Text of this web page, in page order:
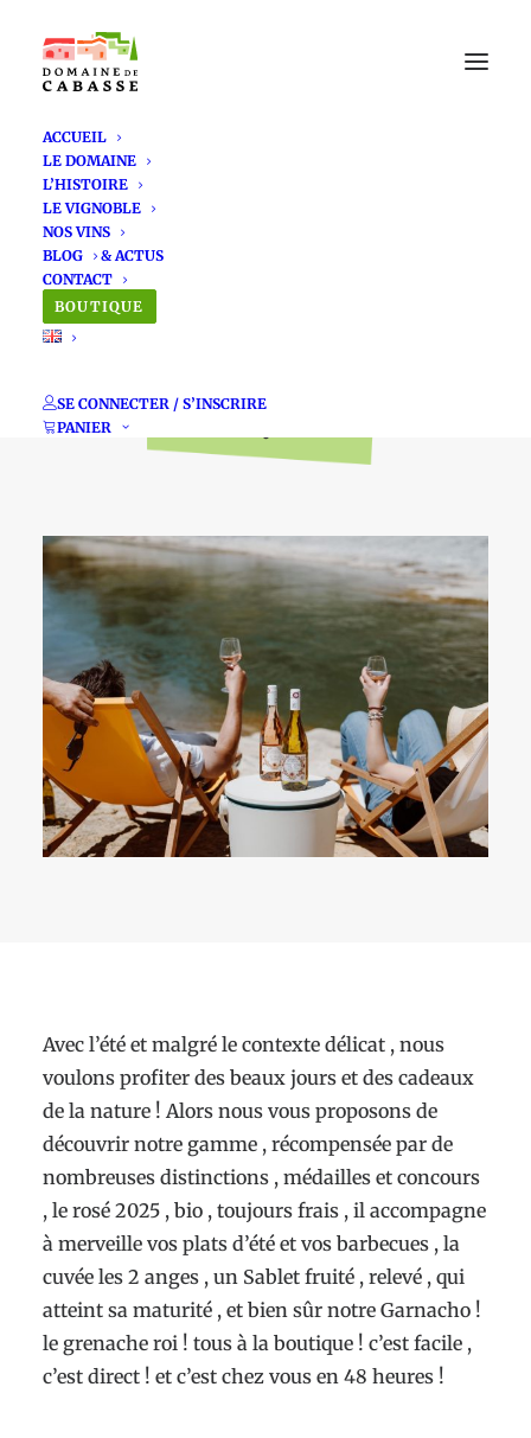
ACCUEIL
LE DOMAINE
L’HISTOIRE
LE VIGNOBLE
NOS VINS
BLOG
CONTACT
BOUTIQUE
SE CONNECTER / S’INSCRIRE
PANIER
L'été approche ,
!
Avec l’été et malgré le contexte délicat , nous
voulons profiter des beaux jours et des cadeaux
de la nature ! Alors nous vous proposons de
découvrir notre gamme , récompensée par de
nombreuses distinctions , médailles et concours
, le rosé 2025 , bio , toujours frais , il accompagne
à merveille vos plats d’été et vos barbecues , la
cuvée les 2 anges , un Sablet fruité , relevé , qui
atteint sa maturité , et bien sûr notre Garnacho !
le grenache roi ! tous à la boutique ! c’est facile ,
c’est direct ! et c’est chez vous en 48 heures !